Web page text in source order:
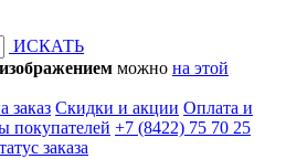
ИСКАТЬ
можно на этой
заказ Скидки и акции Оплата и
покупателей +7 (8422) 75 70 25
заказа